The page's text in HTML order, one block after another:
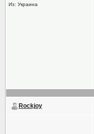
Из: Украина
Rockjoy